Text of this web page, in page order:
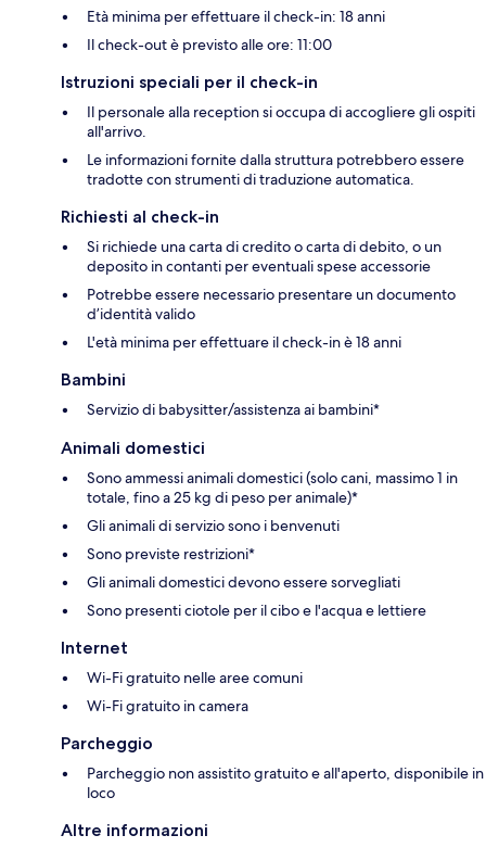
Età minima per effettuare il check-in: 18 anni
Il check-out è previsto alle ore: 11:00
Istruzioni speciali per il check-in
Il personale alla reception si occupa di accogliere gli ospiti
all'arrivo.
Le informazioni fornite dalla struttura potrebbero essere
tradotte con strumenti di traduzione automatica.
Richiesti al check-in
Si richiede una carta di credito o carta di debito, o un
deposito in contanti per eventuali spese accessorie
Potrebbe essere necessario presentare un documento
d’identità valido
L'età minima per effettuare il check-in è 18 anni
Bambini
Servizio di babysitter/assistenza ai bambini*
Animali domestici
Sono ammessi animali domestici (solo cani, massimo 1 in
totale, fino a 25 kg di peso per animale)*
Gli animali di servizio sono i benvenuti
Sono previste restrizioni*
Gli animali domestici devono essere sorvegliati
Sono presenti ciotole per il cibo e l'acqua e lettiere
Internet
Wi-Fi gratuito nelle aree comuni
Wi-Fi gratuito in camera
Parcheggio
Parcheggio non assistito gratuito e all'aperto, disponibile in
loco
Altre informazioni